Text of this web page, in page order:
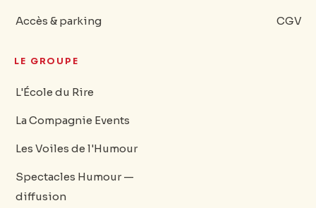
Accès & parking CGV
LE GROUPE
L'École du Rire
La Compagnie Events
Les Voiles de l'Humour
Spectacles Humour —
diffusion